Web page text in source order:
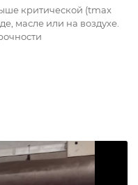
критической (tmax
масле или на воздухе.